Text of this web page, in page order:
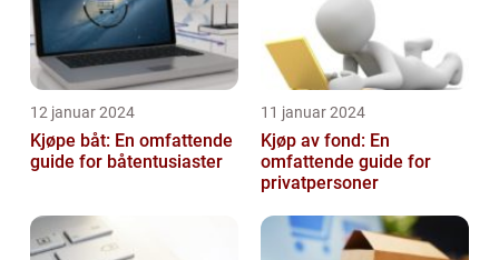
12 januar 2024
Kjøpe båt: En omfattende
guide for båtentusiaster
11 januar 2024
Kjøp av fond: En
omfattende guide for
privatpersoner